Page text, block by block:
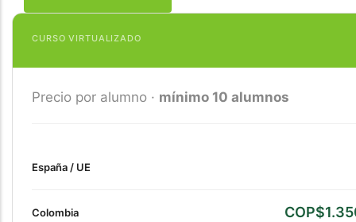
CURSO VIRTUALIZADO
Precio por alumno · mínimo 10 alumnos
España / UE
Colombia